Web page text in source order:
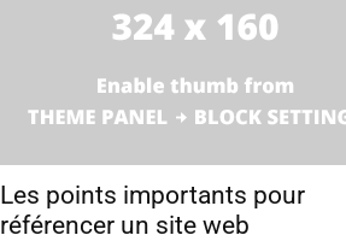
Les points importants pour
référencer un site web